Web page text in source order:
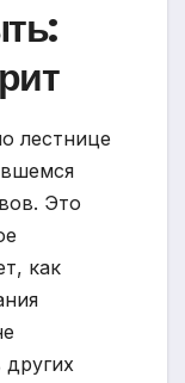
лестнице
Это
как